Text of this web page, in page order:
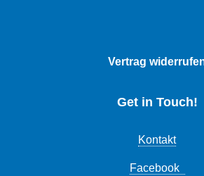
Vertrag
Get in Touch!
Kontakt
Facebook